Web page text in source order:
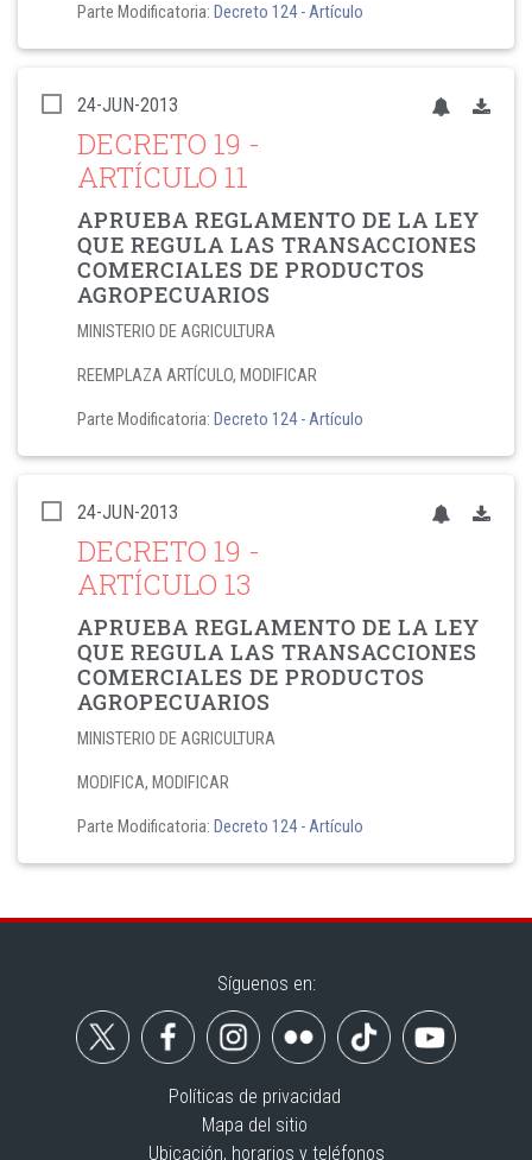
Parte Modificatoria: Decreto 124- Artículo
24-JUN-2013
DECRETO 19 -
ARTÍCULO 11
APRUEBA REGLAMENTO DE LA LEY
QUE REGULA LAS TRANSACCIONES
COMERCIALES DE PRODUCTOS
AGROPECUARIOS
MINISTERIO DE AGRICULTURA
REEMPLAZA ARTÍCULO, MODIFICAR
Parte Modificatoria: Decreto 124- Artículo
24-JUN-2013
DECRETO 19 -
ARTÍCULO 13
APRUEBA REGLAMENTO DE LA LEY
QUE REGULA LAS TRANSACCIONES
COMERCIALES DE PRODUCTOS
AGROPECUARIOS
MINISTERIO DE AGRICULTURA
MODIFICA, MODIFICAR
Parte Modificatoria: Decreto 124- Artículo
Síguenos en:
Políticas de privacidad
Mapa del sitio
Ubicación, horarios y teléfonos